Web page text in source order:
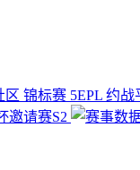
区 锦标赛 5EPL 约战
邀请赛S2